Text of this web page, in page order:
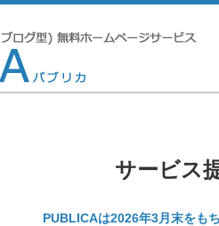
サービス
PUBLICAは2026年3月末をも